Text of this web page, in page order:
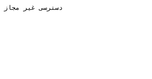
دسترسی غیر مجاز